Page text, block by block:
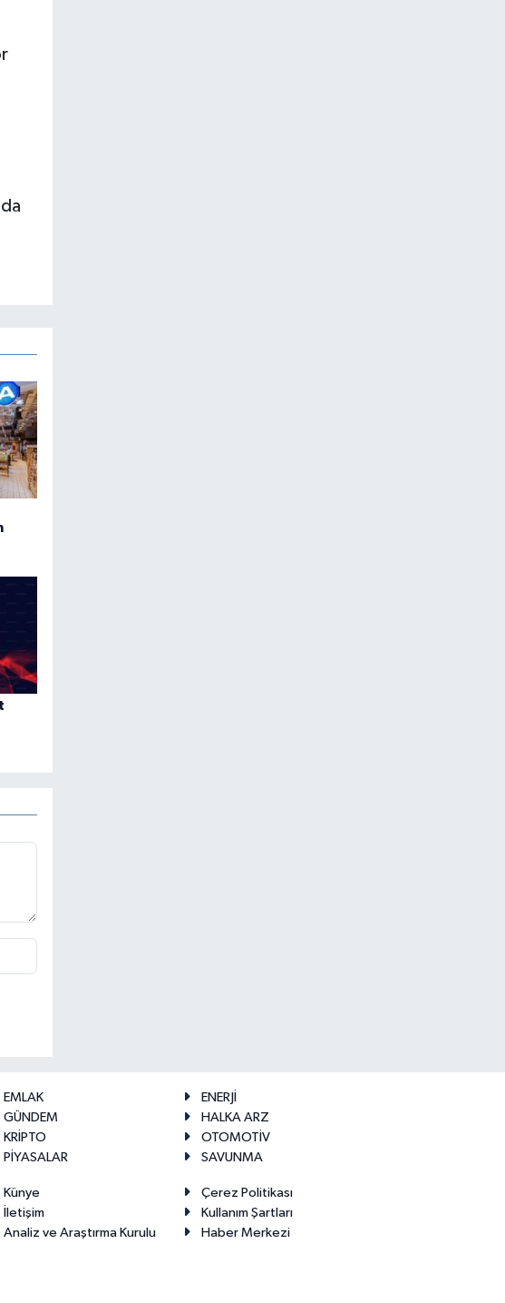
EMLAK
ENERJİ
GÜNDEM
HALKA ARZ
KRİPTO
OTOMOTİV
PİYASALAR
SAVUNMA
Künye
Çerez Politikası
İletişim
Kullanım Şartları
Analiz ve Araştırma Kurulu
Haber Merkezi